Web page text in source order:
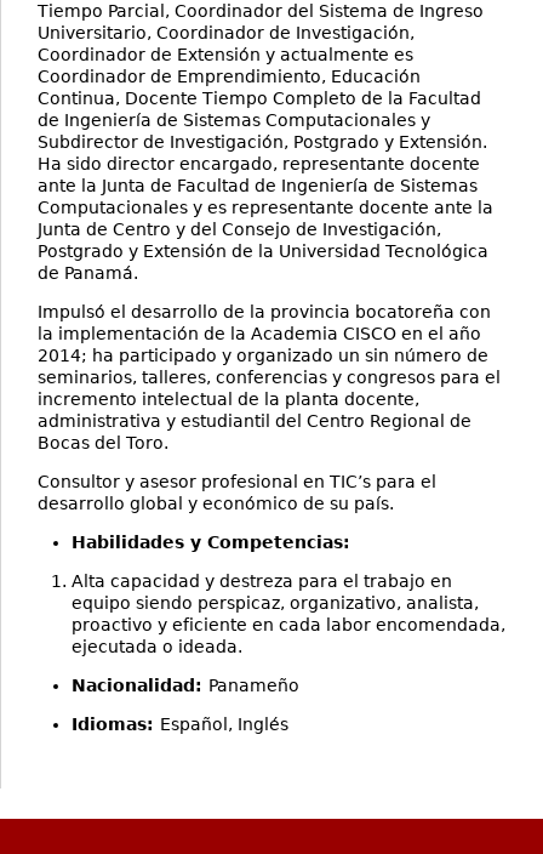
Tiempo Parcial, Coordinador del Sistema de Ingreso
Universitario, Coordinador de Investigación,
Coordinador de Extensión y actualmente es
Coordinador de Emprendimiento, Educación
Continua, Docente Tiempo Completo de la Facultad
de Ingeniería de Sistemas Computacionales y
Subdirector de Investigación, Postgrado y Extensión.
Ha sido director encargado, representante docente
ante la Junta de Facultad de Ingeniería de Sistemas
Computacionales y es representante docente ante la
Junta de Centro y del Consejo de Investigación,
Postgrado y Extensión de la Universidad Tecnológica
de Panamá.
Impulsó el desarrollo de la provincia bocatoreña con
la implementación de la Academia CISCO en el año
2014; ha participado y organizado un sin número de
seminarios, talleres, conferencias y congresos para el
incremento intelectual de la planta docente,
administrativa y estudiantil del Centro Regional de
Bocas del Toro.
Consultor y asesor profesional en TIC’s para el
desarrollo global y económico de su país.
Habilidades y Competencias:
Alta capacidad y destreza para el trabajo en
equipo siendo perspicaz, organizativo, analista,
proactivo y eficiente en cada labor encomendada,
ejecutada o ideada.
Nacionalidad: Panameño
Idiomas: Español, Inglés